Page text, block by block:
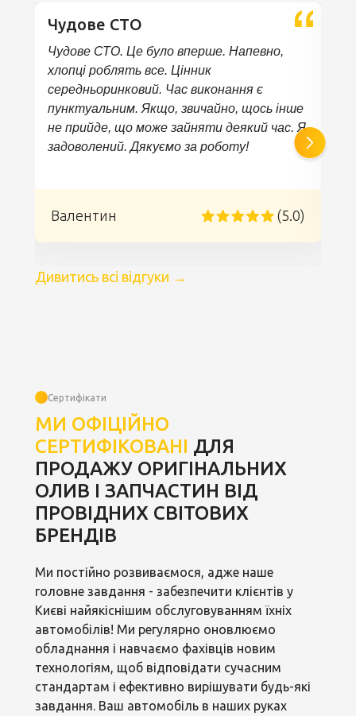
Чудове СТО
Чудове СТО. Це було вперше. Напевно,
хлопці роблять все. Цінник
середньоринковий. Час виконання є
пунктуальним. Якщо, звичайно, щось інше
не прийде, що може зайняти деякий час. Я
задоволений. Дякуємо за роботу!
Валентин (5.0)
Дивитись всі відгуки →
Сертифікати
МИ ОФІЦІЙНО
СЕРТИФІКОВАНІ ДЛЯ
ПРОДАЖУ ОРИГІНАЛЬНИХ
ОЛИВ І ЗАПЧАСТИН ВІД
ПРОВІДНИХ СВІТОВИХ
БРЕНДІВ
Ми постійно розвиваємося, адже наше
головне завдання - забезпечити клієнтів у
Києві найякіснішим обслуговуванням їхніх
автомобілів! Ми регулярно оновлюємо
обладнання і навчаємо фахівців новим
технологіям, щоб відповідати сучасним
стандартам і ефективно вирішувати будь-які
завдання. Ваш автомобіль в наших руках